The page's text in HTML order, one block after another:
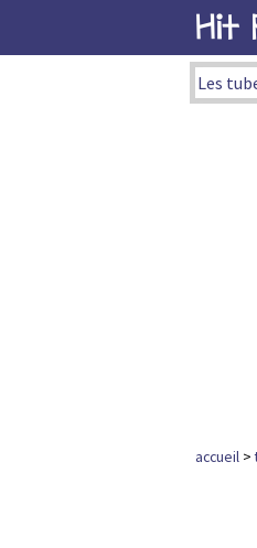
Hit
Les
accueil >